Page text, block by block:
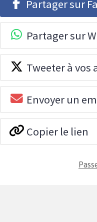
Partager sur
Partager sur
Tweeter à vos
Envoyer un
Copier le lien